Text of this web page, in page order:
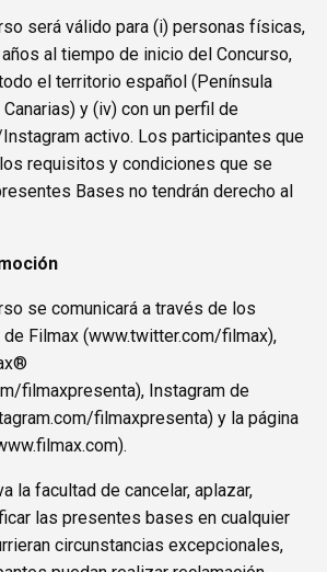
será válido para (i) personas físicas,
al tiempo de inicio del Concurso,
el territorio español (Península
Canarias) y (iv) con un perfil de
activo. Los participantes que
requisitos y condiciones que se
Bases no tendrán derecho al
se comunicará a través de los
Filmax (www.twitter.com/filmax),
filmaxpresenta), Instagram de
filmaxpresenta) y la página
).
la facultad de cancelar, aplazar,
las presentes bases en cualquier
circunstancias excepcionales,